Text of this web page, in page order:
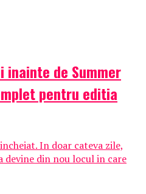
de Summer
pentru editia
In doar cateva zile,
devine din nou locul in care